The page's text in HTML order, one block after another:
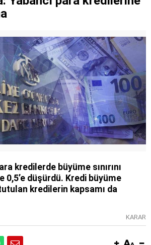
kredilerde büyüme sınırını
0,5’e düşürdü. Kredi büyüme
kredilerin kapsamı da
KARAR